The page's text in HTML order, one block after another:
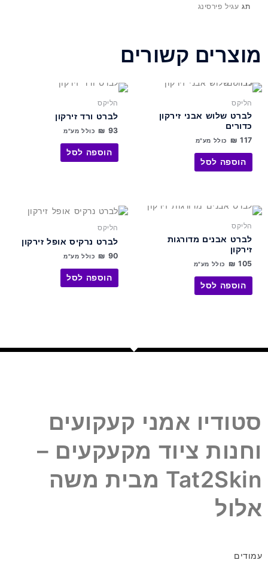
תג עגיל פירסינג
מוצרים קשורים
הליקס
לברט שלוש אבני זירקון
כדורים
₪ 117 כולל מע"מ
הוספה לסל
למוצר
זה
יש
מספר
ניתן
לבחור
את
הליקס
לברט ורד זירקון
₪ 93 כולל מע"מ
הוספה לסל
למוצר
זה
מספר
סוגים.
ניתן
לבחור
הליקס
לברט אבנים מדורגות
זירקון
₪ 105 כולל מע"מ
הוספה לסל
למוצר
זה
יש
מספר
סוגים.
ניתן
לבחור
את
הליקס
לברט נרקיס אופל זירקון
₪ 90 כולל מע"מ
הוספה לסל
סטודיו אמני קעקועים
וחנות ציוד מקעקעים –
Tat2Skin מבית משה
אלול
עמודים